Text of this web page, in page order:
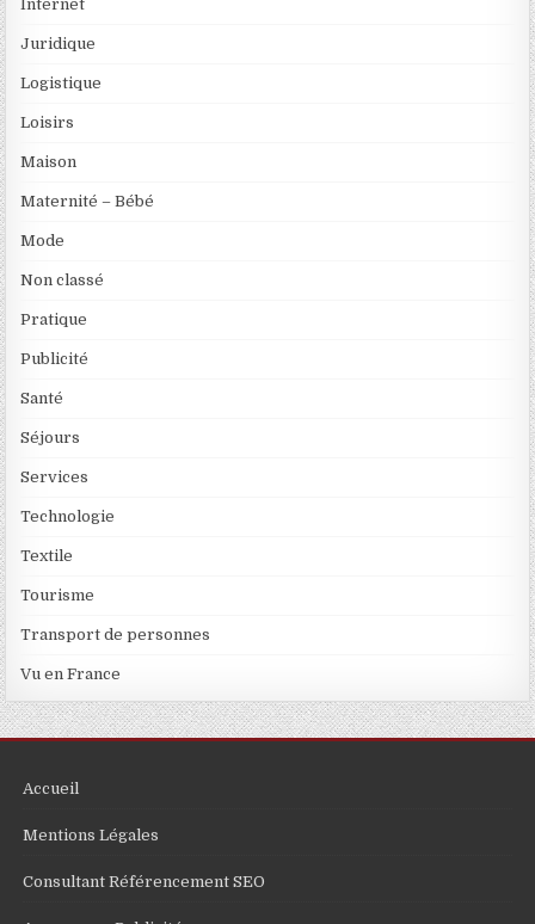
Internet
Juridique
Logistique
Loisirs
Maison
Maternité – Bébé
Mode
Non classé
Pratique
Publicité
Santé
Séjours
Services
Technologie
Textile
Tourisme
Transport de personnes
Vu en France
Accueil
Mentions Légales
Consultant Référencement SEO